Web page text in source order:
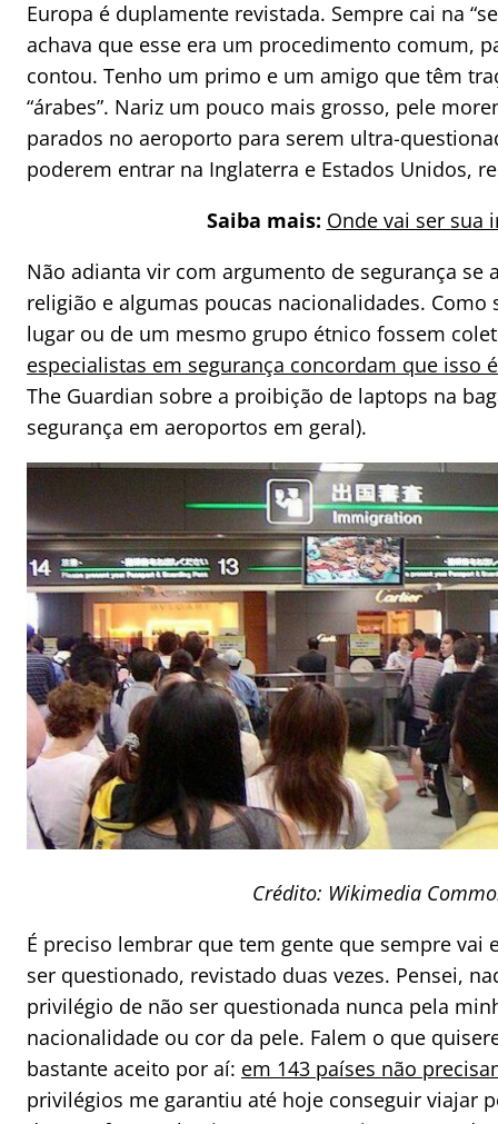
Europa é duplamente revistada. Sempre cai na
achava que esse era um procedimento comum,
contou. Tenho um primo e um amigo que têm
“árabes”. Nariz um pouco mais grosso, pele
parados no aeroporto para serem ultra-
poderem entrar na Inglaterra e Estados Unidos,
Saiba mais: Onde vai ser sua
Não adianta vir com argumento de segurança se
religião e algumas poucas nacionalidades.
lugar ou de um mesmo grupo étnico fossem
especialistas em segurança concordam que isso
The Guardian sobre a proibição de laptops na
segurança em aeroportos em geral).
Crédito: Wikimedia
É preciso lembrar que tem gente que sempre vai
ser questionado, revistado duas vezes. Pensei,
privilégio de não ser questionada nunca pela
nacionalidade ou cor da pele. Falem o que
bastante aceito por aí: em 143 países não
privilégios me garantiu até hoje conseguir viajar